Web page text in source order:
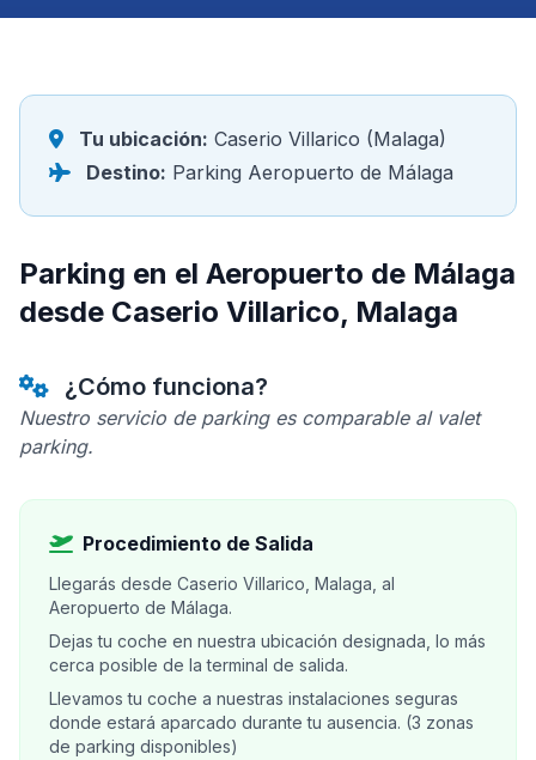
Tu ubicación: Caserio Villarico (Malaga)
Destino: Parking Aeropuerto de Málaga
Parking en el Aeropuerto de Málaga
desde Caserio Villarico, Malaga
¿Cómo funciona?
Nuestro servicio de parking es comparable al valet
parking.
Procedimiento de Salida
Llegarás desde Caserio Villarico, Malaga, al
Aeropuerto de Málaga.
Dejas tu coche en nuestra ubicación designada, lo más
cerca posible de la terminal de salida.
Llevamos tu coche a nuestras instalaciones seguras
donde estará aparcado durante tu ausencia. (3 zonas
de parking disponibles)